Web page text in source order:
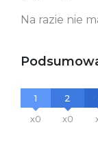
Na razie nie
1
x0
2
x0